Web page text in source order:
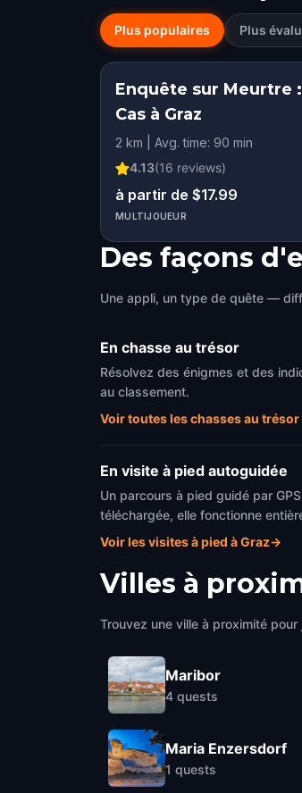
Plus populaires Plus
Enquête sur Meurtre
Cas à Graz
2 km | Avg. time: 90 min
4.13(16 reviews)
à partir de $17.99
MULTIJOUEUR
Des façons
Une appli, un type de quête —
En chasse au trésor
Résolvez des énigmes et des
au classement.
Voir toutes les chasses au trésor
En visite à pied autoguidée
Un parcours à pied guidé par
téléchargée, elle fonctionne
Voir les visites à pied à Graz→
Villes à
Trouvez une ville à proximité
Maribor
4 quests
Maria Enzersdorf
1 quests